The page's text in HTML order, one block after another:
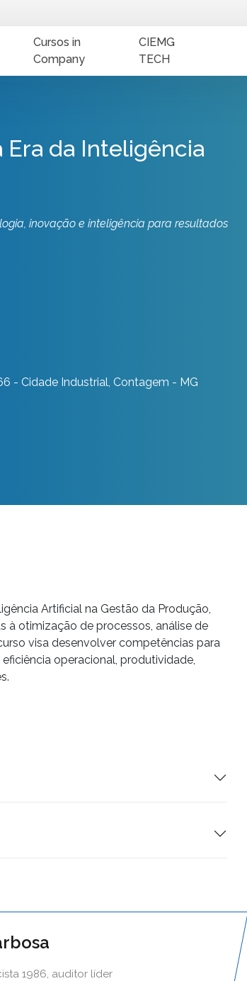
Cursos in
Company
CIEMG
TECH
Era da Inteligência
inovação e inteligência para resultados
- Cidade Industrial, Contagem - MG
Artificial na Gestão da Produção,
à otimização de processos, análise de
visa desenvolver competências para
operacional, produtividade,
1986, auditor líder